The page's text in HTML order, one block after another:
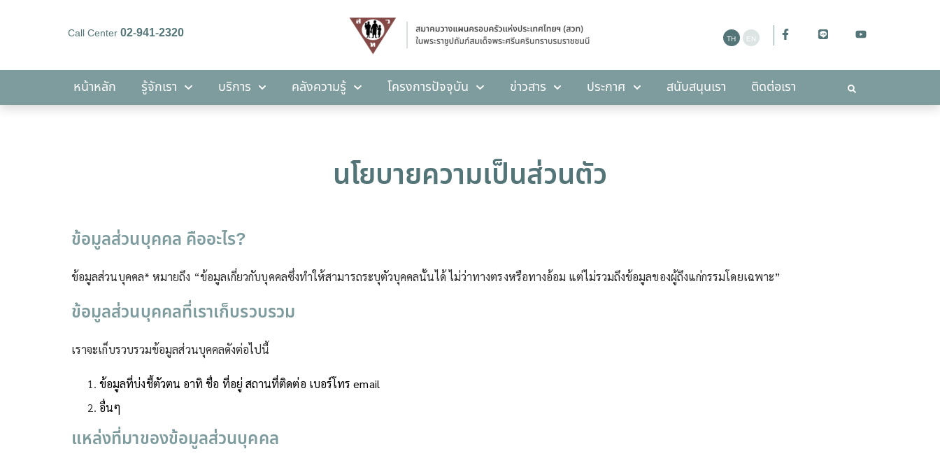
Call Center02-941-2320
หน้าหลัก รู้จักเรา บริการ คลังความรู้ โครงการปัจจุบัน ข่าวสาร ประกาศ สนับสนุนเรา ติดต่อเรา
คลังความรู้ โครงการปัจจุบัน สนับสนุนเรา
นโยบายความเป็นส่วนตัว
ข้อมูลส่วนบุคคล คืออะไร?
ข้อมูลส่วนบุคคล* หมายถึง “ข้อมูลเกี่ยวกับบุคคลซึ่งทำให้สามารถระบุตัวบุคคลนั้นได้ ไม่ว่าทางตรงหรือทางอ้อม แต่ไม่รวมถึงข้อมูลของผู้ถึงแก่กรรมโดยเฉพาะ”
ข้อมูลส่วนบุคคลที่เราเก็บรวบรวม
เราจะเก็บรวบรวมข้อมูลส่วนบุคคลดังต่อไปนี้
ข้อมูลที่บ่งชี้ตัวตน อาทิ ชื่อ ที่อยู่ สถานที่ติดต่อ เบอร์โทร email
อื่นๆ
แหล่งที่มาของข้อมูลส่วนบุคคล